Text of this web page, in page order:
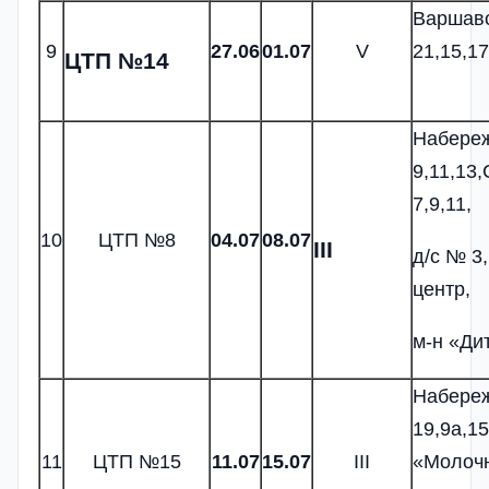
9 ЦТП №14 27.0601.07 V
10 ЦТП №8 04.0708.07III
7,9,11,
д/с № 3,
центр,
м-н
11 ЦТП №15 11.0715.07 III